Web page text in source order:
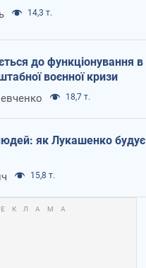
14,3 т.
до функціонування в
воєнної кризи
18,7 т.
людей: як Лукашенко будує
15,8 т.